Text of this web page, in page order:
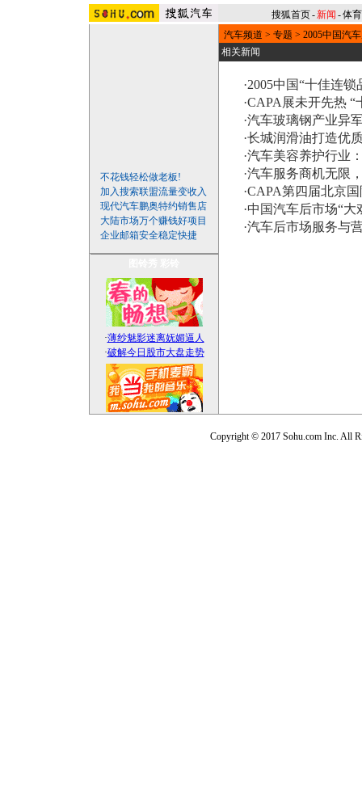
搜狐首页-新闻 -体育
不花钱轻松做老板!
加入搜索联盟流量变收入
现代汽车鹏奥特约销售店
大陆市场万个赚钱好项目
企业邮箱安全稳定快捷
·薄纱魅影迷离妩媚逼人
·破解今日股市大盘走势
汽车频道 > 专题 > 2005中国汽
相关新闻
·2005中国“十佳连
·CAPA展未开先热 “
·汽车玻璃钢产业异
·长城润滑油打造优
·汽车美容养护行业
·汽车服务商机无限
·CAPA第四届北京
·中国汽车后市场“大
·汽车后市场服务与
Copyright © 2017 Sohu.com Inc. All